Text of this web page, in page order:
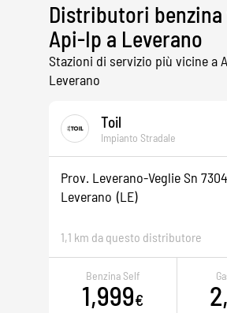
Distributori
Api-Ip a Leverano
Stazioni di servizio più vicine a
Leverano
Toil
Impianto Stradale
Prov. Leverano-Veglie Sn
Leverano (LE)
1,1 km da questo distributore
Benzina Self
1,999€